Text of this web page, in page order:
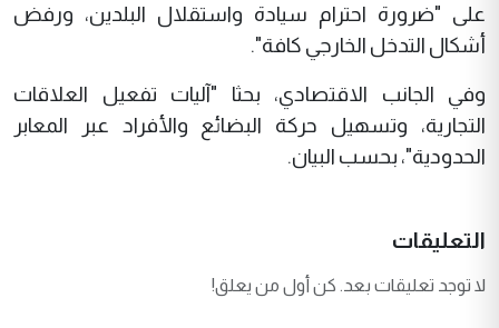
على "ضرورة احترام سيادة واستقلال البلدين، ورفض
أشكال التدخل الخارجي كافة".
وفي الجانب الاقتصادي، بحثا "آليات تفعيل العلاقات
التجارية، وتسهيل حركة البضائع والأفراد عبر المعابر
الحدودية"، بحسب البيان.
التعليقات
لا توجد تعليقات بعد. كن أول من يعلق!